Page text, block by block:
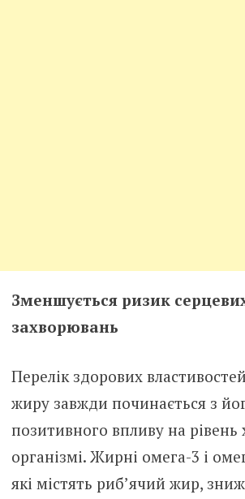
Зменшується ризик
захворювань
Перелік здорових
жиру завжди починається з
позитивного впливу на рівень
організмі. Жирні омега-3 і
які містять риб’ячий жир,